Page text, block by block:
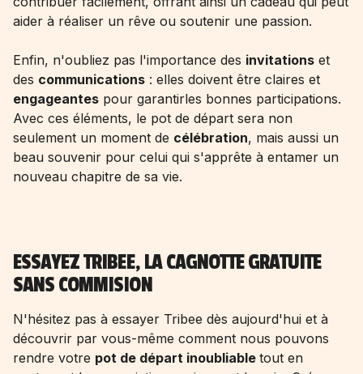
aider à réaliser un rêve ou soutenir une passion.
Enfin, n'oubliez pas l'importance des invitations et
des communications : elles doivent être claires et
engageantes pour garantirles bonnes participations.
Avec ces éléments, le pot de départ sera non
seulement un moment de célébration, mais aussi un
beau souvenir pour celui qui s'apprête à entamer un
nouveau chapitre de sa vie.
ESSAYEZ TRIBEE, LA CAGNOTTE GRATUITE
SANS COMMISION
N'hésitez pas à essayer Tribee dès aujourd'hui et à
découvrir par vous-même comment nous pouvons
rendre votre pot de départ inoubliable tout en